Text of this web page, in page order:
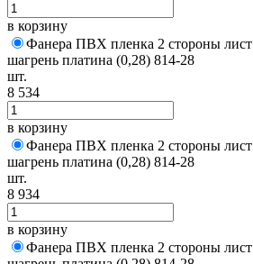
в корзину
Фанера ПВХ пленка 2 стороны
шагрень платина (0,28) 814-28
шт.
8 534
в корзину
Фанера ПВХ пленка 2 стороны
шагрень платина (0,28) 814-28
шт.
8 934
в корзину
Фанера ПВХ пленка 2 стороны